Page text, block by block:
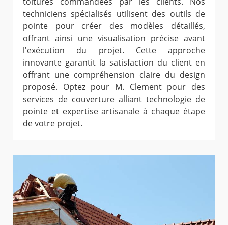
techniciens spécialisés utilisent des outils de
pointe pour créer des modèles détaillés,
offrant ainsi une visualisation précise avant
l'exécution du projet. Cette approche
innovante garantit la satisfaction du client en
offrant une compréhension claire du design
proposé. Optez pour M. Clement pour des
services de couverture alliant technologie de
pointe et expertise artisanale à chaque étape
de votre projet.